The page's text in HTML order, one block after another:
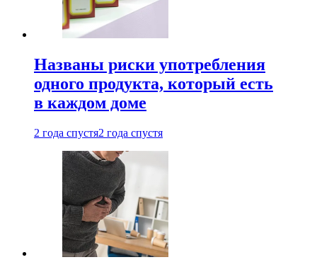
Названы риски употребления
одного продукта, который есть
в каждом доме
2 года спустя2 года спустя